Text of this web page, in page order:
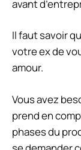
avant
Il faut savoir
votre ex de
amour.
Vous avez
prend en
phases du